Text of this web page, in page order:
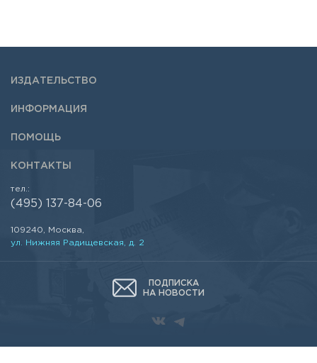
ИЗДАТЕЛЬСТВО
ИНФОРМАЦИЯ
ПОМОЩЬ
КОНТАКТЫ
тел.:
(495) 137-84-06
109240, Москва,
ул. Нижняя Радищевская, д. 2
ПОДПИСКА
НА НОВОСТИ